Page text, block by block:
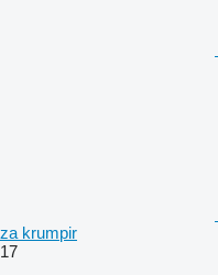
za krumpir
17